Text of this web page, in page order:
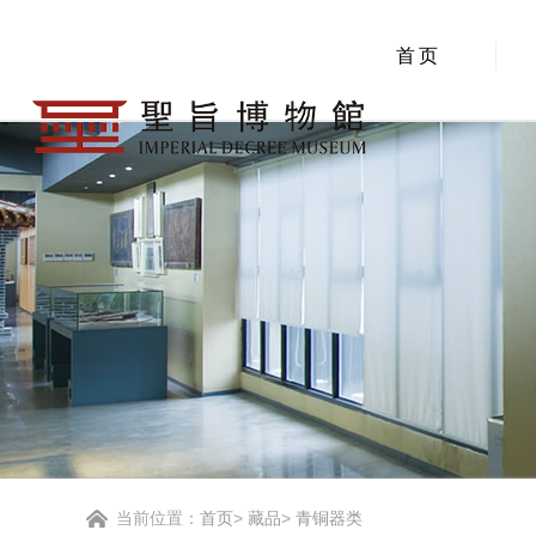
首页
当前位置： 首页> 藏品> 青铜器类